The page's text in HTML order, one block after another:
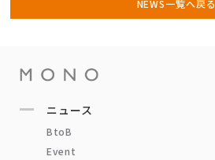
NEWS一覧へ戻る
ニュース
BtoB
Event